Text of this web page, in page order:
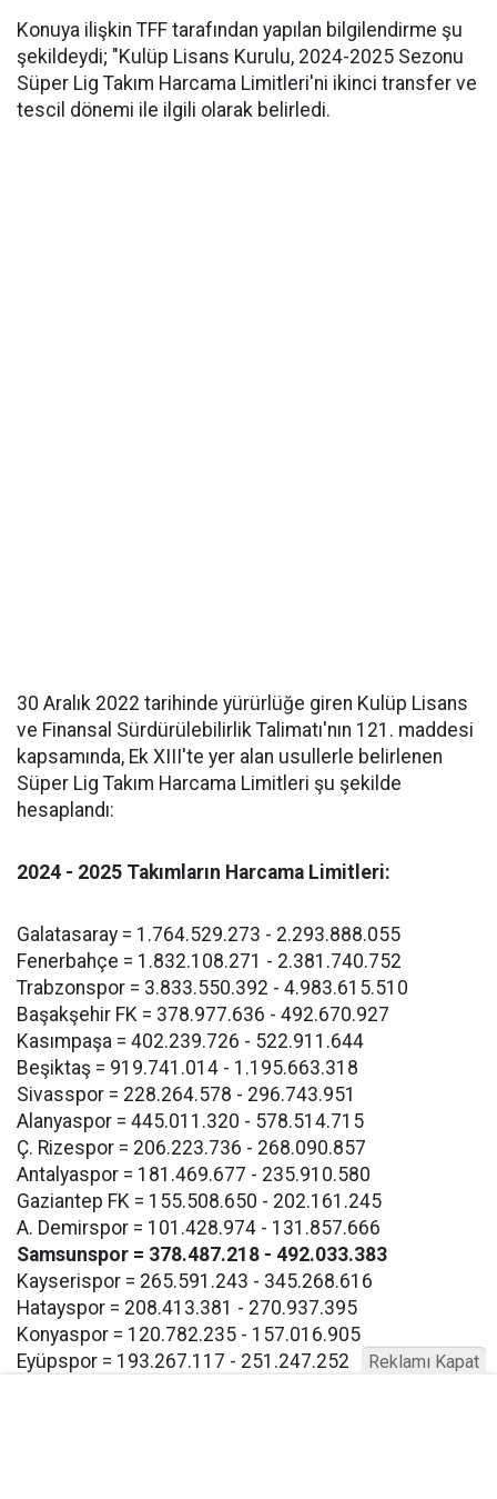
Konuya ilişkin TFF tarafından yapılan bilgilendirme şu
şekildeydi; "Kulüp Lisans Kurulu, 2024-2025 Sezonu
Süper Lig Takım Harcama Limitleri'ni ikinci transfer ve
tescil dönemi ile ilgili olarak belirledi.
30 Aralık 2022 tarihinde yürürlüğe giren Kulüp Lisans
ve Finansal Sürdürülebilirlik Talimatı'nın 121. maddesi
kapsamında, Ek XIII'te yer alan usullerle belirlenen
Süper Lig Takım Harcama Limitleri şu şekilde
hesaplandı:
2024 - 2025 Takımların Harcama Limitleri:
Galatasaray = 1.764.529.273 - 2.293.888.055
Fenerbahçe = 1.832.108.271 - 2.381.740.752
Trabzonspor = 3.833.550.392 - 4.983.615.510
Başakşehir FK = 378.977.636 - 492.670.927
Kasımpaşa = 402.239.726 - 522.911.644
Beşiktaş = 919.741.014 - 1.195.663.318
Sivasspor = 228.264.578 - 296.743.951
Alanyaspor = 445.011.320 - 578.514.715
Ç. Rizespor = 206.223.736 - 268.090.857
Antalyaspor = 181.469.677 - 235.910.580
Gaziantep FK = 155.508.650 - 202.161.245
A. Demirspor = 101.428.974 - 131.857.666
Samsunspor = 378.487.218 - 492.033.383
Kayserispor = 265.591.243 - 345.268.616
Hatayspor = 208.413.381 - 270.937.395
Konyaspor = 120.782.235 - 157.016.905
Eyüpspor = 193.267.117 - 251.247.252
Reklamı Kapat